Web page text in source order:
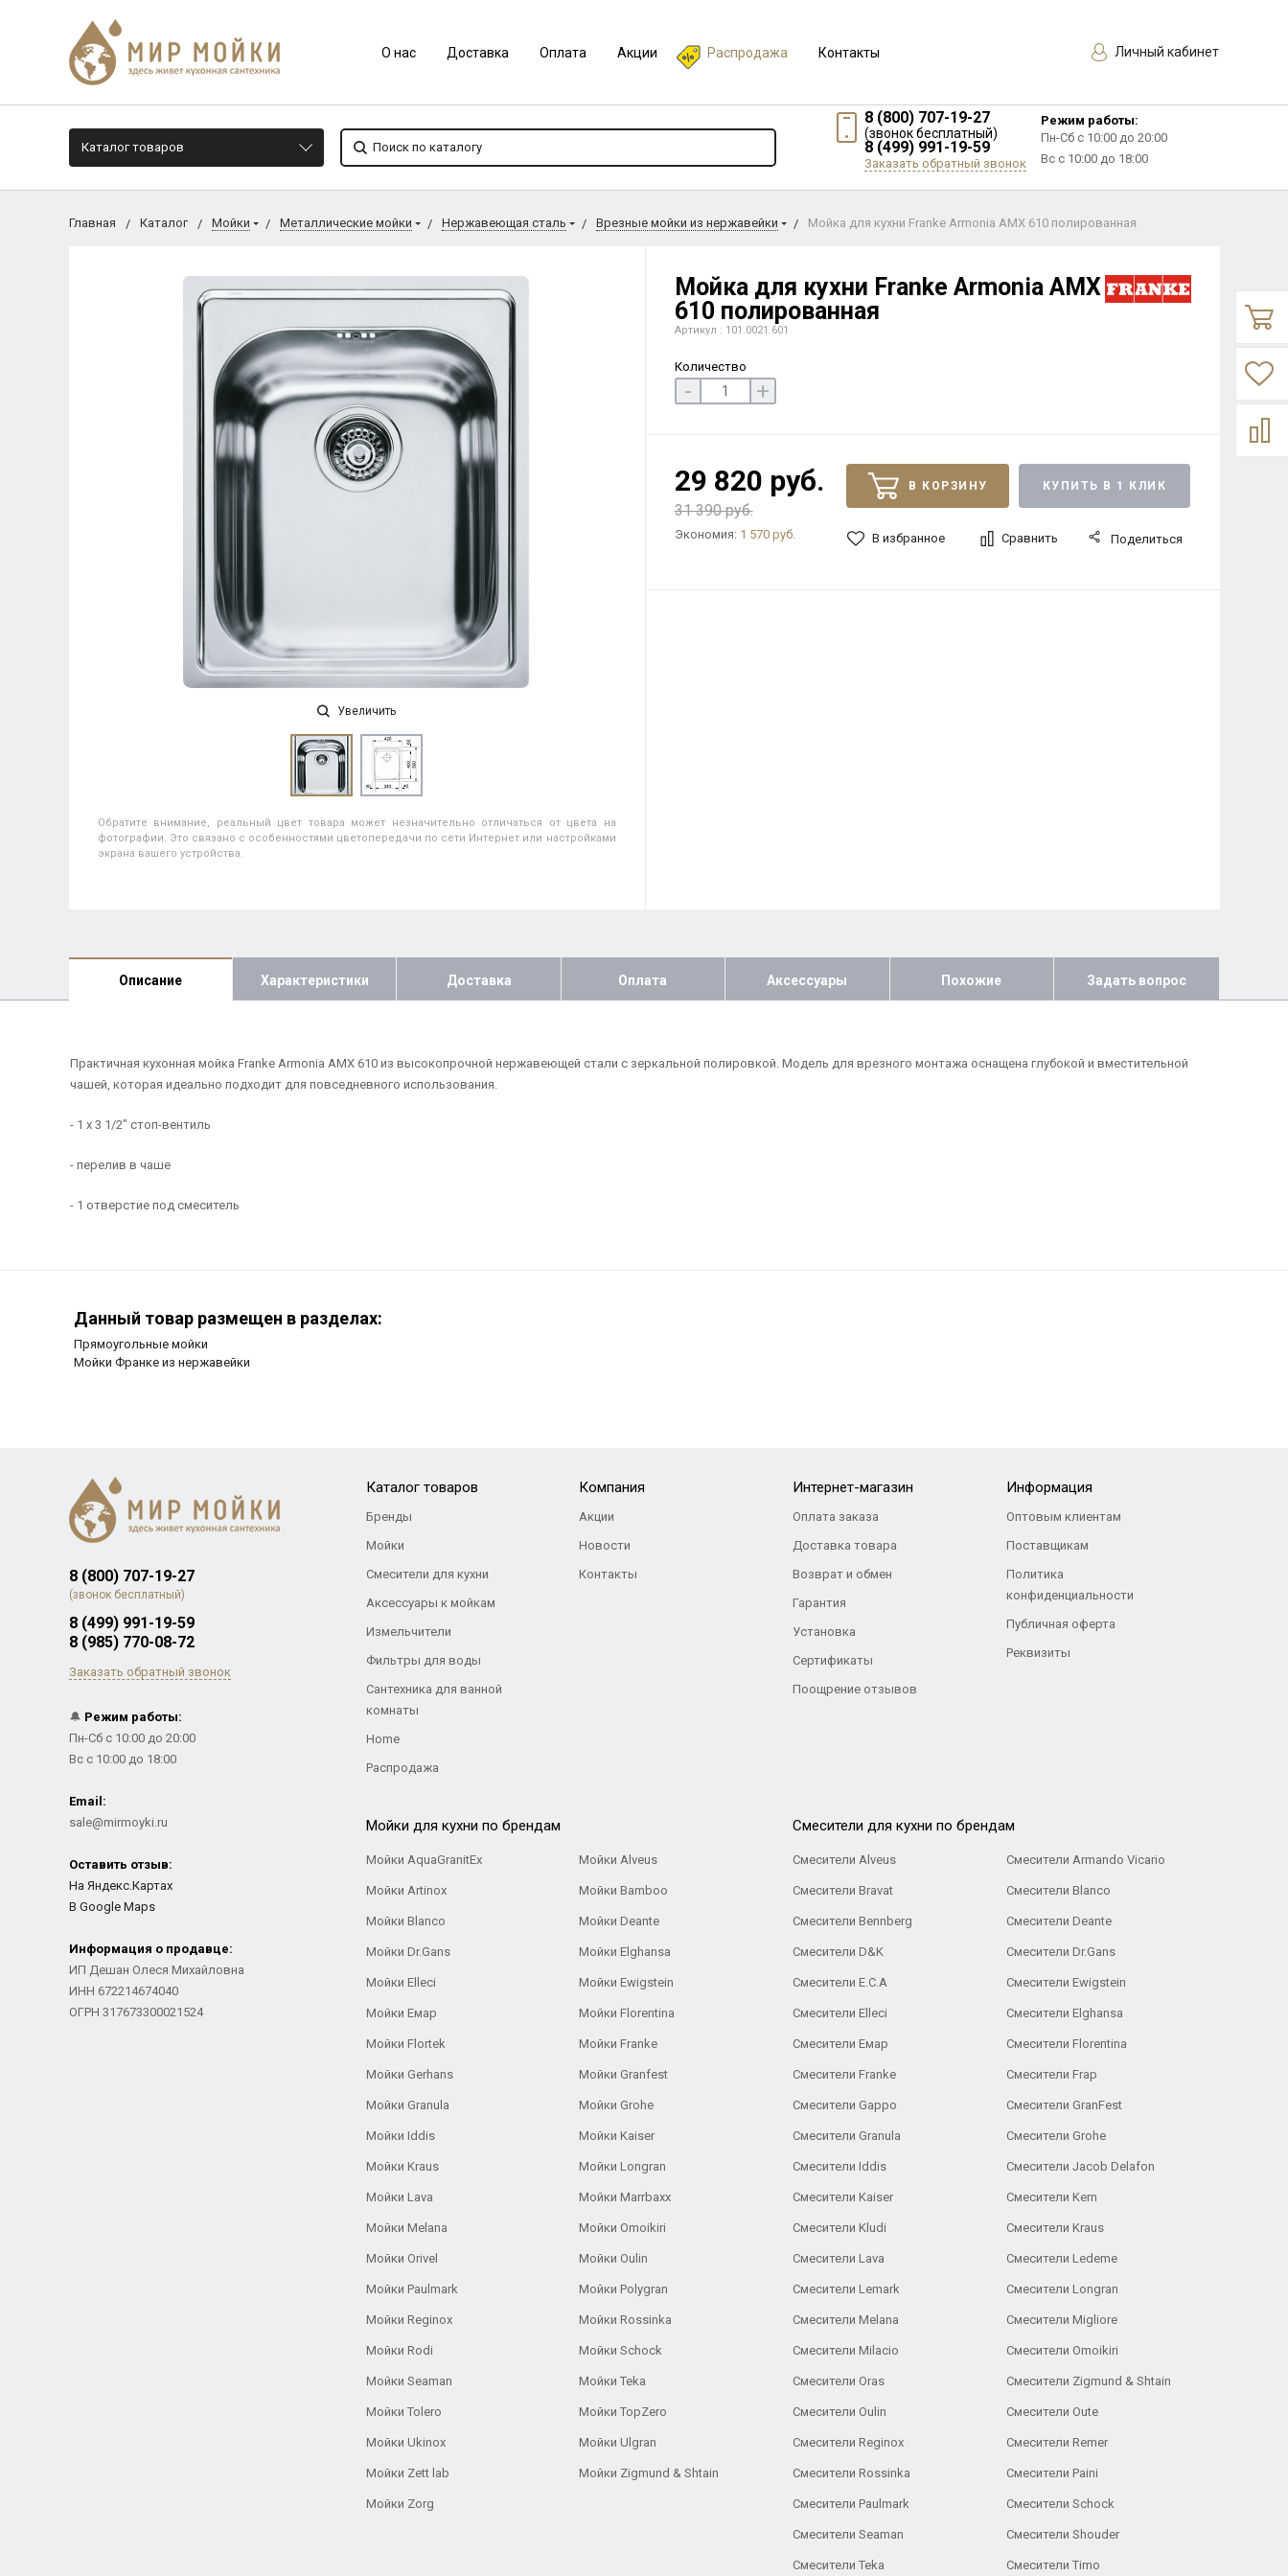
О нас Доставка Оплата Акции Распродажа Контакты Личный кабинет
Каталог товаров
8 (800) 707-19-27
(звонок бесплатный)
8 (499) 991-19-59
Заказать обратный звонок
Режим работы:
Пн-Сб с 10:00 до 20:00
Вс с 10:00 до 18:00
Главная Каталог Мойки Металлические мойки Нержавеющая сталь Врезные мойки из нержавейки Мойка для кухни Franke Armonia AMX 610 полированная
Увеличить
Обратите внимание, реальный цвет товара может незначительно отличаться от цвета на
фотографии. Это связано с особенностями цветопередачи по сети Интернет или настройками
экрана вашего устройства.
Мойка для кухни Franke Armonia AMX
610 полированная
Артикул : 101.0021.601
Количество
- +
29 820 руб.
31 390 руб.
Экономия: 1 570 руб.
В КОРЗИНУ КУПИТЬ В 1 КЛИК
В избранное Сравнить Поделиться
Описание Характеристики Доставка Оплата Аксессуары Похожие Задать вопрос
Практичная кухонная мойка Franke Armonia AMX 610 из высокопрочной нержавеющей стали с зеркальной полировкой. Модель для врезного монтажа оснащена глубокой и вместительной
чашей, которая идеально подходит для повседневного использования.
- 1 х 3 1/2" стоп-вентиль
- перелив в чаше
- 1 отверстие под смеситель
Данный товар размещен в разделах:
Прямоугольные мойки
Мойки Франке из нержавейки
8 (800) 707-19-27
(звонок бесплатный)
8 (499) 991-19-59
8 (985) 770-08-72
Заказать обратный звонок
🔔 Режим работы:
Пн-Сб с 10:00 до 20:00
Вс с 10:00 до 18:00
Email:
sale@mirmoyki.ru
Оставить отзыв:
На Яндекс.Картах
В Google Maps
Информация о продавце:
ИП Дешан Олеся Михайловна
ИНН 672214674040
ОГРН 317673300021524
Каталог товаров
Бренды
Мойки
Смесители для кухни
Аксессуары к мойкам
Измельчители
Фильтры для воды
Сантехника для ванной
комнаты
Home
Распродажа
Компания
Акции
Новости
Контакты
Интернет-магазин
Оплата заказа
Доставка товара
Возврат и обмен
Гарантия
Установка
Сертификаты
Поощрение отзывов
Информация
Оптовым клиентам
Поставщикам
Политика
конфиденциальности
Публичная оферта
Реквизиты
Мойки для кухни по брендам
Мойки AquaGranitEx Мойки Alveus
Мойки Artinox Мойки Bamboo
Мойки Blanco Мойки Deante
Мойки Dr.Gans Мойки Elghansa
Мойки Elleci Мойки Ewigstein
Мойки Емар Мойки Florentina
Мойки Flortek Мойки Franke
Мойки Gerhans Мойки Granfest
Мойки Granula Мойки Grohe
Мойки Iddis Мойки Kaiser
Мойки Kraus Мойки Longran
Мойки Lava Мойки Marrbaxx
Мойки Melana Мойки Omoikiri
Мойки Orivel Мойки Oulin
Мойки Paulmark Мойки Polygran
Мойки Reginox Мойки Rossinka
Мойки Rodi Мойки Schock
Мойки Seaman Мойки Teka
Мойки Tolero Мойки TopZero
Мойки Ukinox Мойки Ulgran
Мойки Zett lab Мойки Zigmund & Shtain
Мойки Zorg
Cмесители для кухни по брендам
Смесители Alveus Смесители Armando Vicario
Смесители Bravat Смесители Blanco
Смесители Bennberg Смесители Deante
Смесители D&K Смесители Dr.Gans
Смесители E.C.A Cмесители Ewigstein
Смесители Elleci Смесители Elghansa
Смесители Емар Смесители Florentina
Смесители Franke Смесители Frap
Смесители Gappo Смесители GranFest
Смесители Granula Смесители Grohe
Смесители Iddis Смесители Jacob Delafon
Смесители Kaiser Смесители Kern
Смесители Kludi Смесители Kraus
Смесители Lava Смесители Ledeme
Смесители Lemark Смесители Longran
Смесители Melana Смесители Migliore
Смесители Milacio Смесители Omoikiri
Смесители Oras Смесители Zigmund & Shtain
Смесители Oulin Смесители Oute
Смесители Reginox Смесители Remer
Смесители Rossinka Смесители Paini
Смесители Paulmark Смесители Schock
Смесители Seaman Смесители Shouder
Смесители Teka Смесители Timo